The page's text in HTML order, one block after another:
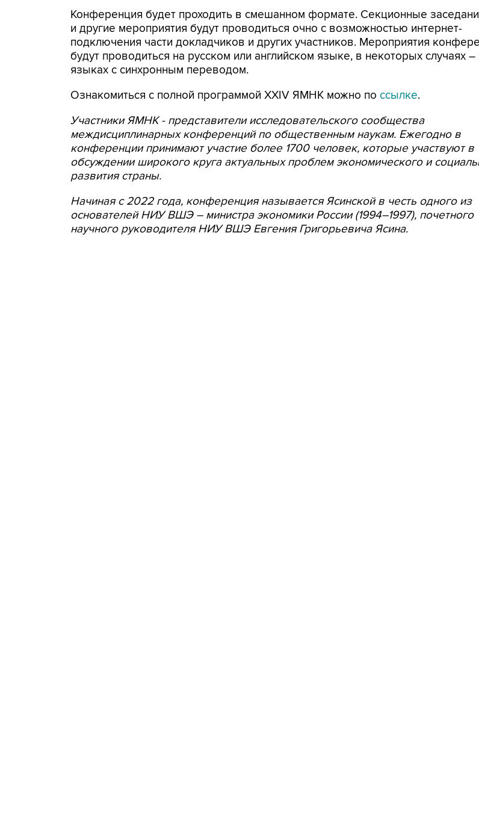
Конференция будет проходить в смешанном формате. Секционные
и другие мероприятия будут проводиться очно с возможностью интернет-
подключения части докладчиков и других участников. Мероприятия
будут проводиться на русском или английском языке, в некоторых случаях –
языках с синхронным переводом.
Ознакомиться с полной программой XXIV ЯМНК можно по ссылке.
Участники ЯМНК - представители исследовательского сообщества
междисциплинарных конференций по общественным наукам. Ежегодно в
конференции принимают участие более 1700 человек, которые участвуют в
обсуждении широкого круга актуальных проблем экономического и
развития страны.
Начиная с 2022 года, конференция называется Ясинской в честь одного из
основателей НИУ ВШЭ – министра экономики России (1994–1997), почетного
научного руководителя НИУ ВШЭ Евгения Григорьевича Ясина.